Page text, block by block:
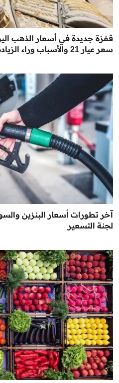
قفزة جديدة في أسعار الذهب
سعر عيار 21 والأسباب وراء الزيادة
آخر تطورات أسعار البنزين
لجنة التسعير